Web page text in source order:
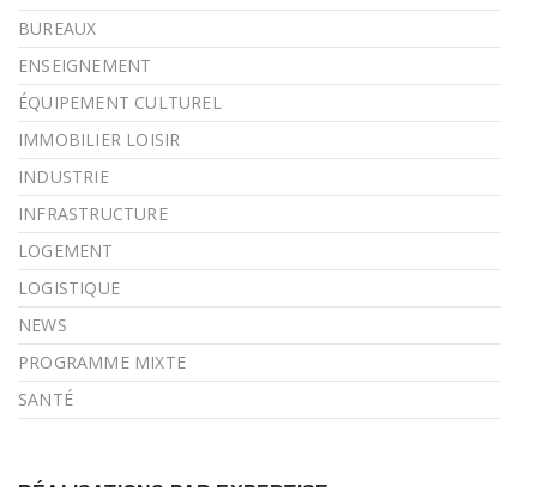
BUREAUX
ENSEIGNEMENT
ÉQUIPEMENT CULTUREL
IMMOBILIER LOISIR
INDUSTRIE
INFRASTRUCTURE
LOGEMENT
LOGISTIQUE
NEWS
PROGRAMME MIXTE
SANTÉ